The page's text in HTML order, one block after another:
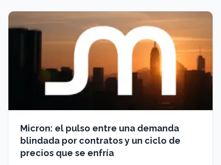
Micron: el pulso entre una demanda
blindada por contratos y un ciclo de
precios que se enfría